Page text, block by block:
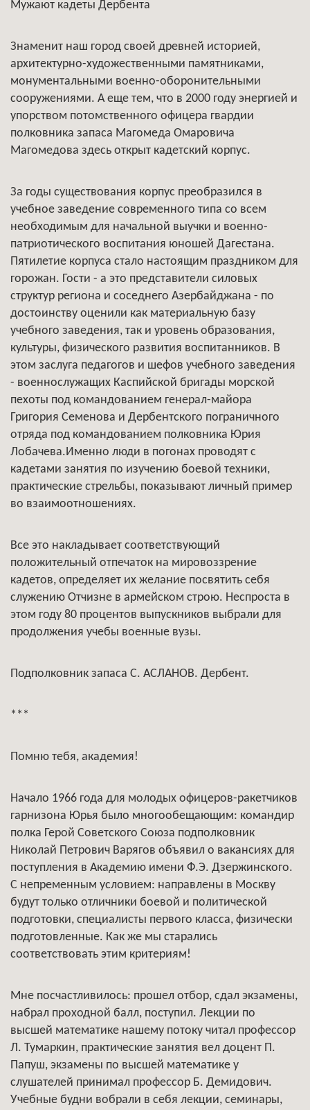
Мужают кадеты Дербента
Знаменит наш город своей древней историей,
архитектурно-художественными памятниками,
монументальными военно-оборонительными
сооружениями. А еще тем, что в 2000 году энергией и
упорством потомственного офицера гвардии
полковника запаса Магомеда Омаровича
Магомедова здесь открыт кадетский корпус.
За годы существования корпус преобразился в
учебное заведение современного типа со всем
необходимым для начальной выучки и военно-
патриотического воспитания юношей Дагестана.
Пятилетие корпуса стало настоящим праздником для
горожан. Гости - а это представители силовых
структур региона и соседнего Азербайджана - по
достоинству оценили как материальную базу
учебного заведения, так и уровень образования,
культуры, физического развития воспитанников. В
этом заслуга педагогов и шефов учебного заведения
- военнослужащих Каспийской бригады морской
пехоты под командованием генерал-майора
Григория Семенова и Дербентского пограничного
отряда под командованием полковника Юрия
Лобачева.Именно люди в погонах проводят с
кадетами занятия по изучению боевой техники,
практические стрельбы, показывают личный пример
во взаимоотношениях.
Все это накладывает соответствующий
положительный отпечаток на мировоззрение
кадетов, определяет их желание посвятить себя
служению Отчизне в армейском строю. Неспроста в
этом году 80 процентов выпускников выбрали для
продолжения учебы военные вузы.
Подполковник запаса С. АСЛАНОВ. Дербент.
***
Помню тебя, академия!
Начало 1966 года для молодых офицеров-ракетчиков
гарнизона Юрья было многообещающим: командир
полка Герой Советского Союза подполковник
Николай Петрович Варягов объявил о вакансиях для
поступления в Академию имени Ф.Э. Дзержинского.
С непременным условием: направлены в Москву
будут только отличники боевой и политической
подготовки, специалисты первого класса, физически
подготовленные. Как же мы старались
соответствовать этим критериям!
Мне посчастливилось: прошел отбор, сдал экзамены,
набрал проходной балл, поступил. Лекции по
высшей математике нашему потоку читал профессор
Л. Тумаркин, практические занятия вел доцент П.
Папуш, экзамены по высшей математике у
слушателей принимал профессор Б. Демидович.
Учебные будни вобрали в себя лекции, семинары,